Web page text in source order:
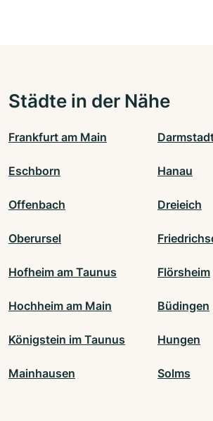
Städte in der Nähe
Frankfurt am Main
Eschborn Hanau
Offenbach Dreieich
Oberursel
Hofheim am Taunus Flörsheim
Hochheim am Main Büdingen
Königstein im Taunus Hungen
Mainhausen Solms